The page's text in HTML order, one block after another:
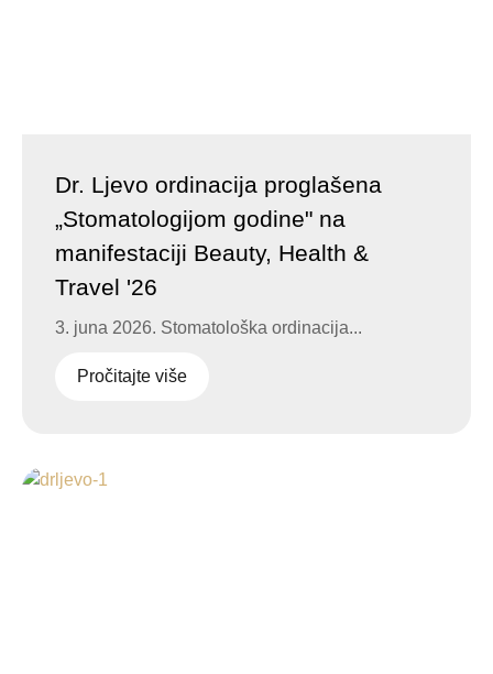
Dr. Ljevo ordinacija proglašena
„Stomatologijom godine" na
manifestaciji Beauty, Health &
Travel '26
3. juna 2026. Stomatološka ordinacija...
Pročitajte više